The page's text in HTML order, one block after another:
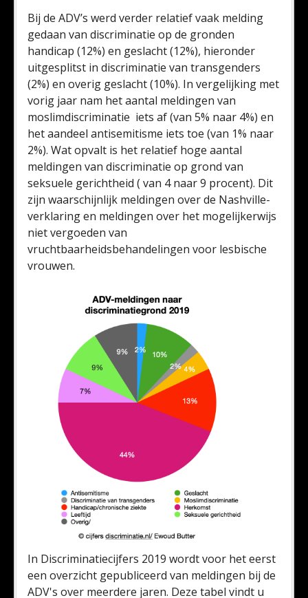
Bij de ADV’s werd verder relatief vaak melding
gedaan van discriminatie op de gronden
handicap (12%) en geslacht (12%), hieronder
uitgesplitst in discriminatie van transgenders
(2%) en overig geslacht (10%). In vergelijking met
vorig jaar nam het aantal meldingen van
moslimdiscriminatie iets af (van 5% naar 4%) en
het aandeel antisemitisme iets toe (van 1% naar
2%). Wat opvalt is het relatief hoge aantal
meldingen van discriminatie op grond van
seksuele gerichtheid ( van 4 naar 9 procent). Dit
zijn waarschijnlijk meldingen over de Nashville-
verklaring en meldingen over het mogelijkerwijs
niet vergoeden van
vruchtbaarheidsbehandelingen voor lesbische
vrouwen.
In Discriminatiecijfers 2019 wordt voor het eerst
een overzicht gepubliceerd van meldingen bij de
ADV's over meerdere jaren. Deze tabel vindt u